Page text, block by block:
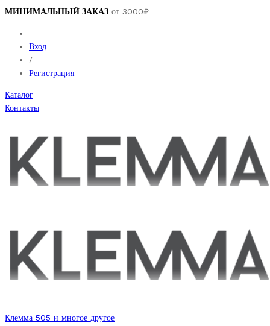
МИНИМАЛЬНЫЙ ЗАКАЗ от 3000₽
Вход
/
Регистрация
Каталог
Контакты
Клемма 505 и многое другое